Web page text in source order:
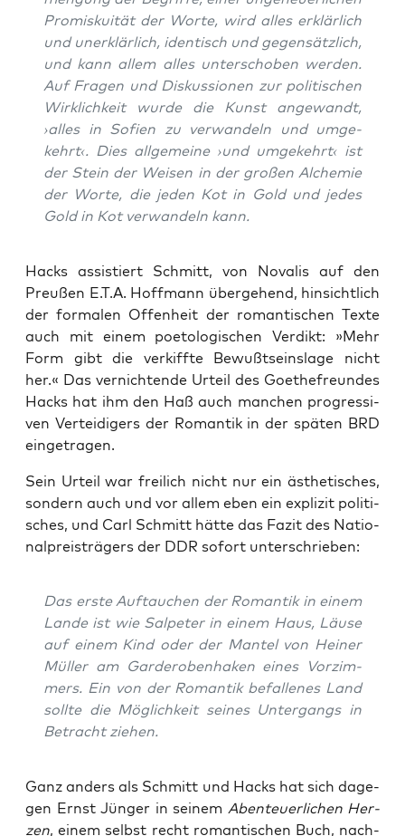
Pro­mis­kui­tät der Wor­te, wird alles erklär­lich
und uner­klär­lich, iden­tisch und gegen­sätz­lich,
und kann allem alles unter­scho­ben wer­den.
Auf Fra­gen und Dis­kus­sio­nen zur poli­ti­schen
Wirk­lich­keit wur­de die Kunst ange­wandt,
›alles in Sofi­en zu ver­wan­deln und umge­
kehrt‹. Dies all­ge­mei­ne ›und umge­kehrt‹ ist
der Stein der Wei­sen in der gro­ßen Alche­mie
der Wor­te, die jeden Kot in Gold und jedes
Gold in Kot ver­wan­deln kann.
Hacks assis­tiert Schmitt, von Nova­lis auf den
Preu­ßen E.T.A. Hoff­mann über­ge­hend, hin­sicht­lich
der for­ma­len Offen­heit der roman­ti­schen Tex­te
auch mit einem poe­to­lo­gi­schen Ver­dikt: »Mehr
Form gibt die ver­kiff­te Bewußt­seins­la­ge nicht
her.« Das ver­nich­ten­de Urteil des Goe­the­freun­des
Hacks hat ihm den Haß auch man­chen pro­gres­si­
ven Ver­tei­di­gers der Roman­tik in der spä­ten BRD
eingetragen.
Sein Urteil war frei­lich nicht nur ein ästhe­ti­sches,
son­dern auch und vor allem eben ein expli­zit poli­ti­
sches, und Carl Schmitt hät­te das Fazit des Natio­
nal­preis­trä­gers der DDR sofort unterschrieben:
Das ers­te Auf­tau­chen der Roman­tik in einem
Lan­de ist wie Sal­pe­ter in einem Haus, Läu­se
auf einem Kind oder der Man­tel von Hei­ner
Mül­ler am Gar­de­ro­ben­ha­ken eines Vor­zim­
mers. Ein von der Roman­tik befal­le­nes Land
soll­te die Mög­lich­keit sei­nes Unter­gangs in
Betracht ziehen.
Ganz anders als Schmitt und Hacks hat sich dage­
gen Ernst Jün­ger in sei­nem Aben­teu­er­li­chen Her­
zen, einem selbst recht roman­ti­schen Buch, nach­